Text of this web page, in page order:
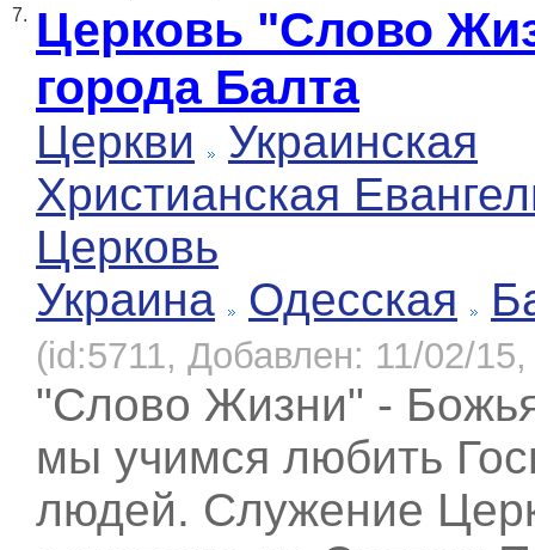
7. Церковь "Слово
города Балта
Церкви
Украинская
Христианская
Церковь
Украина
Одесская
(id:5711, Добавлен: 11/02/
"Слово Жизни" -
мы учимся любить
людей. Служение